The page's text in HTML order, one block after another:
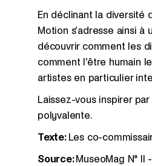
En déclinant la diversité
Motion s’adresse ainsi
découvrir comment les
comment l’être humain
artistes en particulier
Laissez-vous inspirer
polyvalente.
Texte: Les co-
Source: MuseoMag N° II